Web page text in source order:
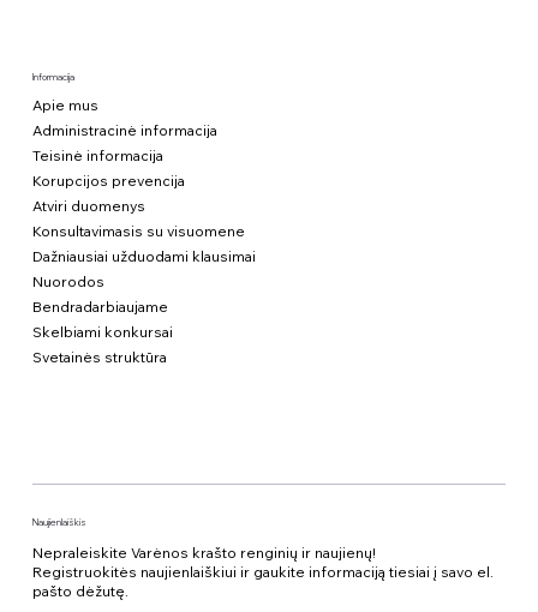
Informacija
Apie mus
Administracinė informacija
Teisinė informacija
Korupcijos prevencija
Atviri duomenys
Konsultavimasis su visuomene
Dažniausiai užduodami klausimai
Nuorodos
Bendradarbiaujame
Skelbiami konkursai
Svetainės struktūra
Naujienlaiškis
Nepraleiskite Varėnos krašto renginių ir naujienų!
Registruokitės naujienlaiškiui ir gaukite informaciją tiesiai į savo el.
pašto dėžutę.